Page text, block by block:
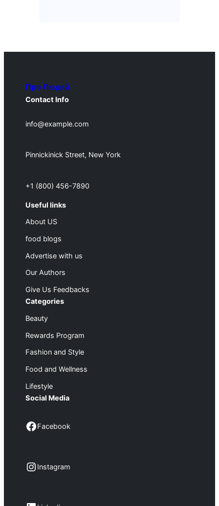
Про Людей
Contact Info
info@example.com
Pinnickinick Street, New York
+1 (800) 456-7890
Useful links
About US
food blogs
Advertise with us
Our Authors
Give Us Feedbacks
Categories
Beauty
Rewards Program
Fashion and Style
Food and Wellness
Lifestyle
Social Media
Facebook Facebook
Instagram Instagram